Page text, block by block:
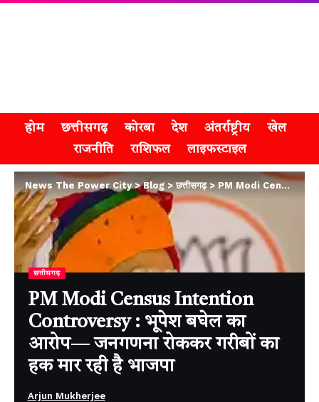
होम छत्तीसगढ़ कोरबा देश अंतर्राष्ट्रीय
खेल
राजनीति
राशिफल लाइफस्टाइल
News The Power City>Blog> छत्तीसगढ़>PM Modi Census Intention Controversy : भूपेश बघेल का आरोप— जनगणना रोककर गरीबों का हक मार रही है भाजपा
छत्तीसगढ़
PM Modi Census Intention
Controversy : भूपेश बघेल का
आरोप— जनगणना रोककर गरीबों का
हक मार रही है भाजपा
Arjun Mukherjee